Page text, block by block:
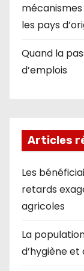
les pays
Quand la
d’emplois
Articles
Les
retards
agricoles
La
d’hygiène et